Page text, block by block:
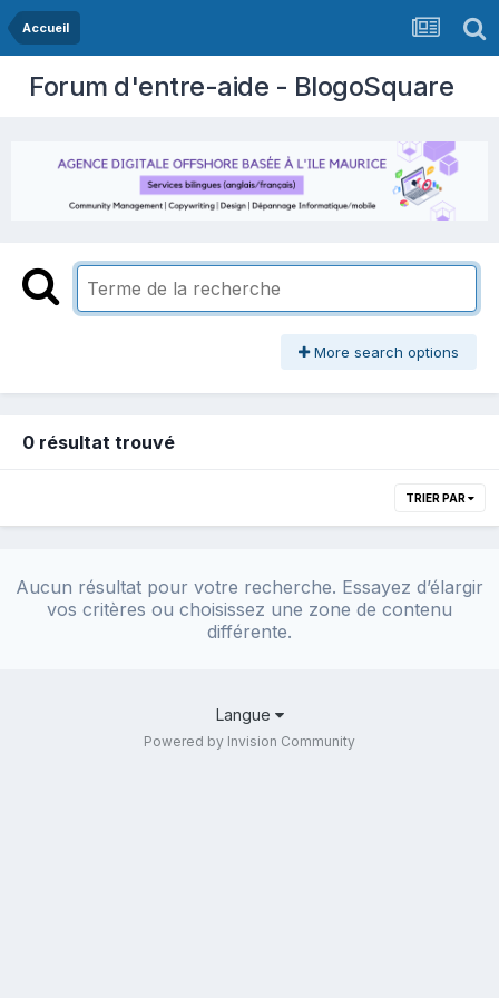
Accueil
Forum d'entre-aide - BlogoSquare
More search options
0 résultat trouvé
TRIER PAR
Aucun résultat pour votre recherche. Essayez d’élargir
vos critères ou choisissez une zone de contenu
différente.
Langue
Powered by Invision Community